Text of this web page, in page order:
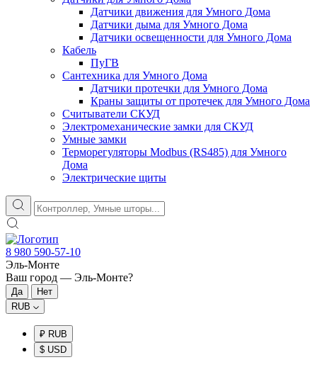
Датчики движения для Умного Дома
Датчики дыма для Умного Дома
Датчики освещенности для Умного Дома
Кабель
ПуГВ
Сантехника для Умного Дома
Датчики протечки для Умного Дома
Краны защиты от протечек для Умного Дома
Считыватели СКУД
Электромеханические замки для СКУД
Умные замки
Терморегуляторы Modbus (RS485) для Умного
Дома
Электрические щиты
8 980 590-57-10
Эль-Монте
Ваш город — Эль-Монте?
RUB
₽ RUB
$ USD